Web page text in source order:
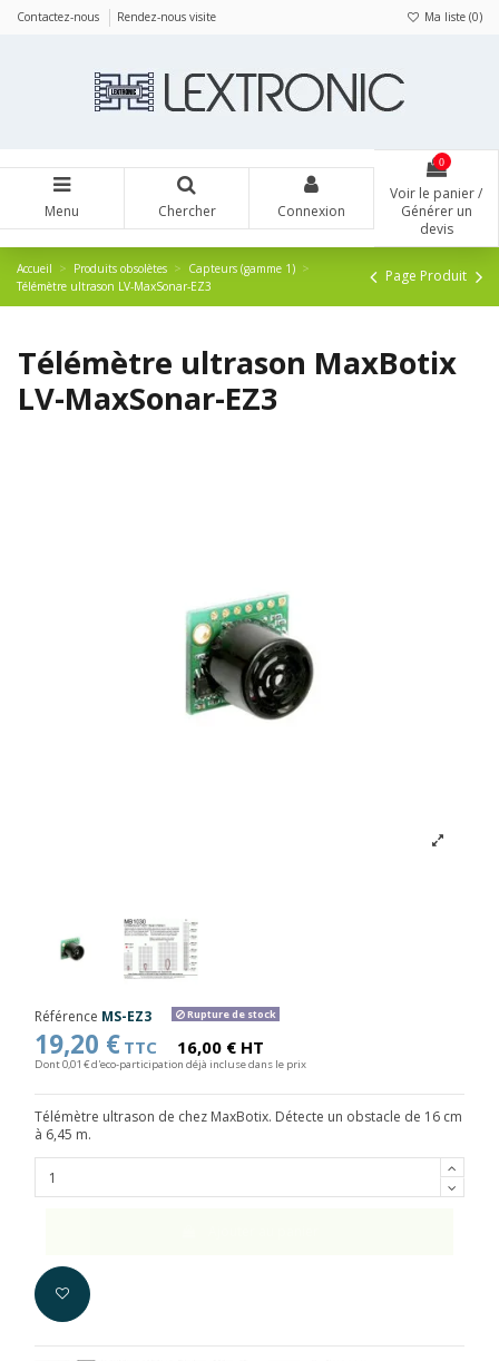
Contactez-nous Rendez-nous visite Ma liste (0)
Menu Chercher Connexion
0
Voir le panier /
Générer un
devis
Accueil Produits obsolètes
Capteurs (gamme 1)
Télémètre ultrason LV-MaxSonar-EZ3
Page Produit
Télémètre ultrason MaxBotix
LV-MaxSonar-EZ3
Référence MS-EZ3 Rupture de stock
19,20 € TTC 16,00 € HT
Dont 0,01 € d'eco-participation déjà incluse dans le prix
Télémètre ultrason de chez MaxBotix. Détecte un obstacle de 16 cm
à 6,45 m.
Panneau de gestion des cookies